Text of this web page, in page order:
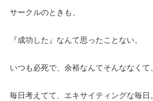
サークルのときも、
『成功した』なんて思ったことない。
いつも必死で、余裕なんてそんななくて、
毎日考えてて、エキサイティングな毎日。